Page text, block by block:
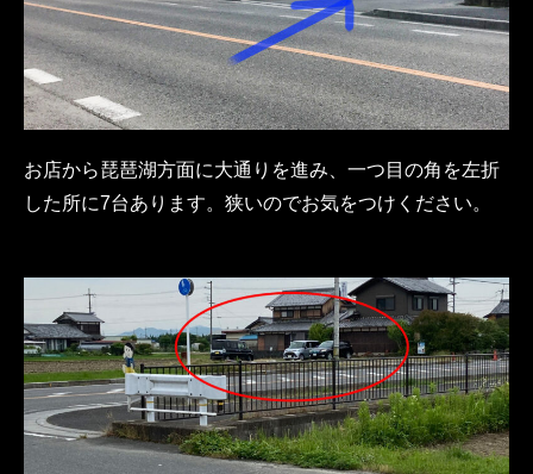
お店から琵琶湖方面に大通りを進み、一つ目の角を左折
した所に7台あります。狭いのでお気をつけください。